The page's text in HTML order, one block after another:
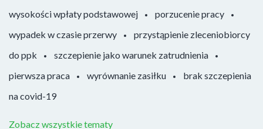
wysokości wpłaty podstawowej
porzucenie pracy
wypadek w czasie przerwy
przystąpienie zleceniobiorcy
do ppk
szczepienie jako warunek zatrudnienia
pierwsza praca
wyrównanie zasiłku
brak szczepienia
na covid-19
Zobacz wszystkie tematy